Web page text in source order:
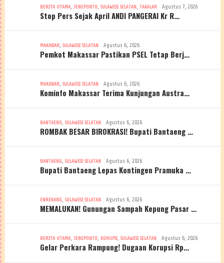
BERITA UTAMA, JENEPONTO, SULAWESI SELATAN, TAKALAR Agustus 7, 2026
Stop Pers Sejak April ANDI PANGERAI Kr R…
MAKASSAR, SULAWESI SELATAN Agustus 6, 2026
Pemkot Makassar Pastikan PSEL Tetap Berj…
MAKASSAR, SULAWESI SELATAN Agustus 6, 2026
Kominfo Makassar Terima Kunjungan Austra…
BANTAENG, SULAWESI SELATAN Agustus 6, 2026
ROMBAK BESAR BIROKRASI! Bupati Bantaeng …
BANTAENG, SULAWESI SELATAN Agustus 6, 2026
Bupati Bantaeng Lepas Kontingen Pramuka …
ENREKANG, SULAWESI SELATAN Agustus 6, 2026
MEMALUKAN! Gunungan Sampah Kepung Pasar …
BERITA UTAMA, JENEPONTO, KORUPSI, SULAWESI SELATAN Agustus 6, 2026
Gelar Perkara Rampung! Dugaan Korupsi Rp…